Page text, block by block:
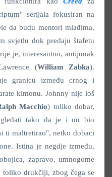
serijala fokusiran na
da budu mentori mlađima,
svjetlu dok predaju štafetu
je, interesantno, antijunak
(William Zabka).
granicu između crnog i
kimonu. Johnny nije loš
Macchio) toliko dobar,
tako da je i on bio
ti maltretirao", netko dobaci
Istina je negdje između,
zapravo, umnogome
drukčiji, zbog čega se